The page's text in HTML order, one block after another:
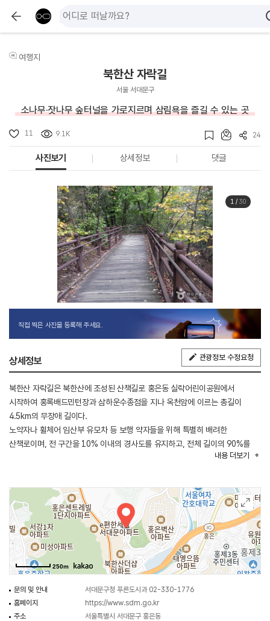
여행지
북한산 자락길
서울 서대문구
소나무·잣나무 숲터널을 가로지르며 삼림욕을 즐길 수 있는 곳
11 9.1K 24
사진보기 상세정보 댓글
1/ 30
직접 찍은 사진을 등록해 주세요.
상세정보 관광정보 수정요청
북한산 자락길은 북한산에 조성된 산책길로 홍은동 실락어린이공원에서
시작하여 홍록배드민턴장과 삼하운수종점을 지나 옥천암에 이르는 총길이
4.5km의 무장애 길이다.
노약자나 휠체어 임산부 유모차 등 보행 약자들을 위해 특별히 배려한
산책로이며, 전 구간을 10% 이내의 경사도를 유지하고, 전체 길이의 90%를
(출처 : 서대문구 문화관광 홈페이지)
내용 더보기
250m
문의 및 안내
서대문구청 푸른도시과 02-330-1776
홈페이지
https://www.sdm.go.kr
주소
서울특별시 서대문구 홍은동